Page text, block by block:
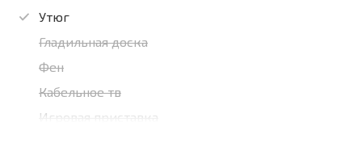
Утюг
Гладильная доска
Фен
Кабельное тв
Игровая приставка